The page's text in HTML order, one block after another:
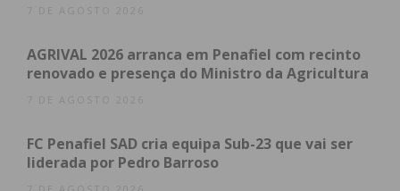
Assine nossa newsletter por e-mail e
obtenha de forma regular a informação
7 DE AGOSTO 2026
AGRIVAL 2026 arranca em Penafiel com recinto
renovado e presença do Ministro da Agricultura
7 DE AGOSTO 2026
FC Penafiel SAD cria equipa Sub-23 que vai ser
liderada por Pedro Barroso